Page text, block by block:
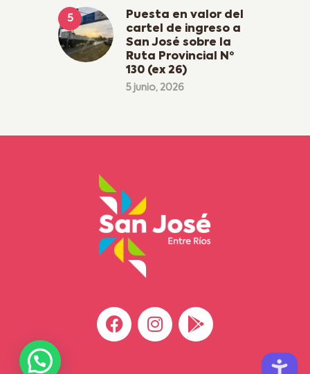
Puesta en valor del
cartel de ingreso a
San José sobre la
Ruta Provincial Nº
130 (ex 26)
5 junio, 2026